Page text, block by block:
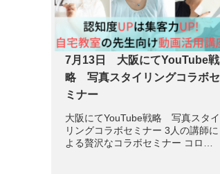
7月13日 大阪にてYouTube戦
略 写真スタイリングコラボセ
ミナー
大阪にてYouTube戦略 写真スタイ
リングコラボセミナー 3人の講師に
よる贅沢なコラボセミナー コロナ